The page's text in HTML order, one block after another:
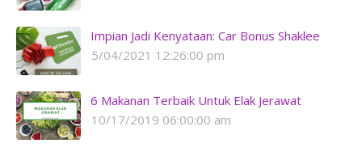
Impian Jadi Kenyataan: Car Bonus Shaklee
5/04/2021 12:26:00 pm
6 Makanan Terbaik Untuk Elak Jerawat
10/17/2019 06:00:00 am